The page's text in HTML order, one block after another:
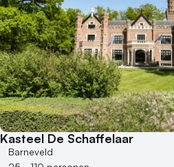
Kasteel De Schaffelaar
Barneveld